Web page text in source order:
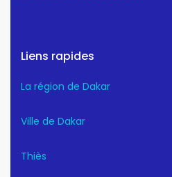
Liens rapides
La région de Dakar
Ville de Dakar
Thiès